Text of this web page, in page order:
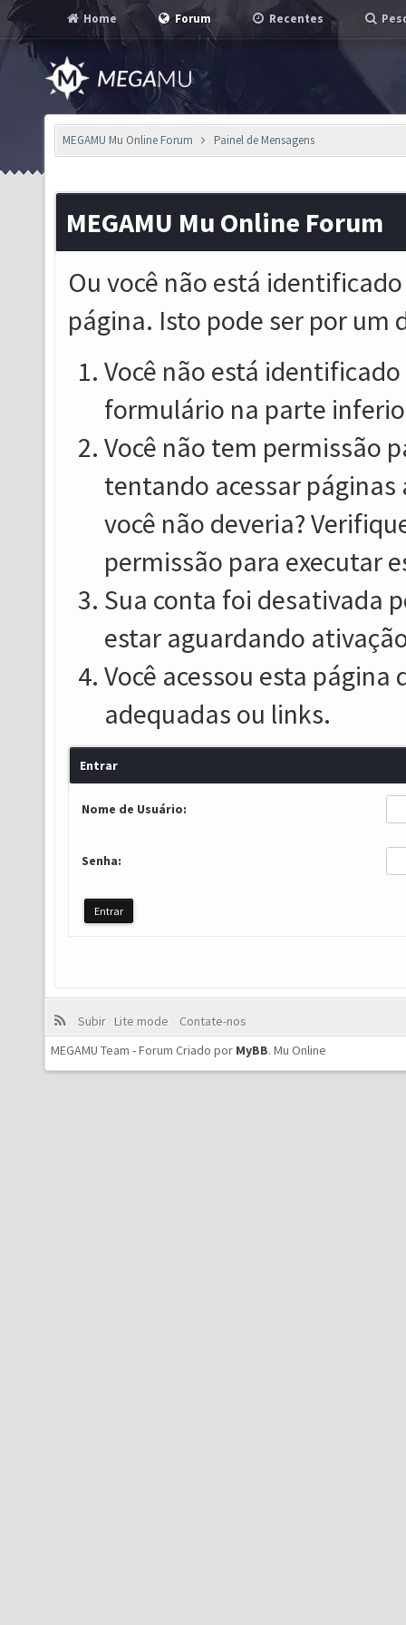
Home Forum Recentes
MEGAMU Mu Online Forum Painel de Mensagens
MEGAMU Mu Online Forum
Ou você não está
página. Isto pode ser por um
Você não está
formulário na parte
Você não tem permissão
tentando acessar
você não deveria?
permissão para executar
Sua conta foi desativada
estar aguardando
Você acessou esta
adequadas ou links.
Entrar
Nome de Usuário:
Senha:
Subir Lite mode
Contate-nos
MEGAMU Team - Forum Criado por MyBB. Mu Online